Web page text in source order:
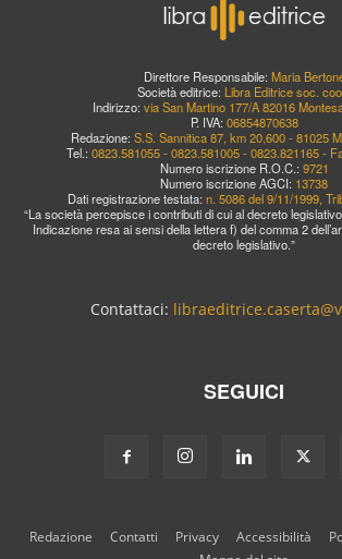
Direttore Responsabile: Maria
Società editrice: Libra Editrice soc.
Indirizzo: via San Martino 177/A 82016
P. IVA: 06854870638
Redazione: S.S. Sannitica 87, km 20,600 - 81025
Tel.: 0823.581055 - 0823.581005 - 0823.821165 -
Numero iscrizione R.O.C.: 9721
Numero iscrizione AGCI: 13738
Dati registrazione testata: n. 5086 del 9/11/1999,
“La società percepisce i contributi di cui al decreto
Indicazione resa ai sensi della lettera f) del comma 2
decreto legislativo.”
Contattaci:
SEGUICI
Redazione Contatti Privacy Accessibilità